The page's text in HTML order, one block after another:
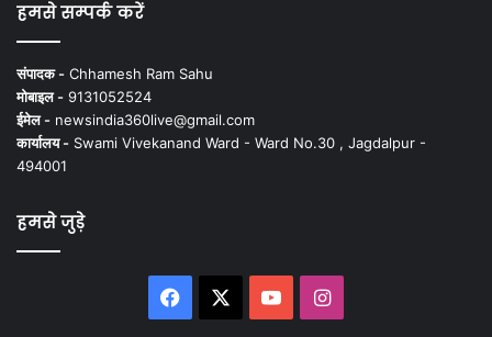
हमसे सम्पर्क करें
संपादक - Chhamesh Ram Sahu
मोबाइल - 9131052524
ईमेल - newsindia360live@gmail.com
कार्यालय - Swami Vivekanand Ward - Ward No.30 , Jagdalpur -
494001
हमसे जुड़े
Facebook YouTubeInstagram